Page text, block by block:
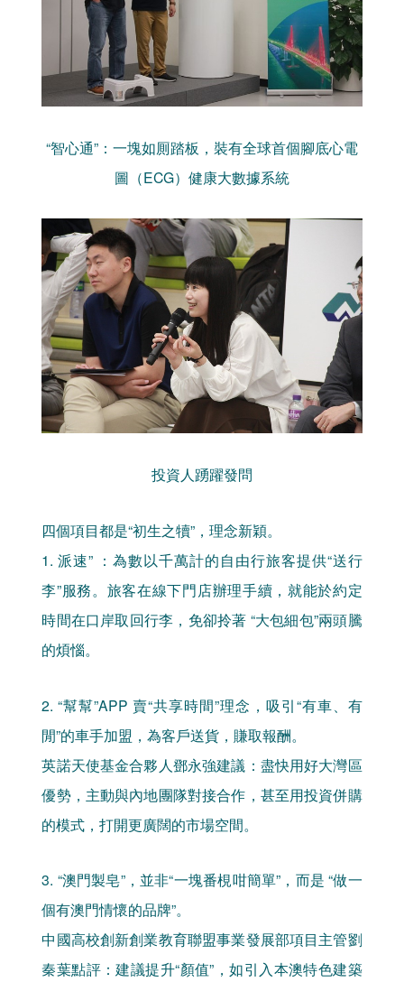
“智心通”：一塊如厠踏板，裝有全球首個腳底心電
圖（ECG）健康大數據系統
投資人踴躍發問
四個項目都是“初生之犢”，理念新穎。
1. 派速” ：為數以千萬計的自由行旅客提供“送行
李”服務。旅客在線下門店辦理手續，就能於約定
時間在口岸取回行李，免卻拎著 “大包細包”兩頭騰
的煩惱。
2. “幫幫”APP 賣“共享時間”理念，吸引“有車、有
閒”的車手加盟，為客戶送貨，賺取報酬。
英諾天使基金合夥人鄧永強建議：盡快用好大灣區
優勢，主動與內地團隊對接合作，甚至用投資併購
的模式，打開更廣闊的市場空間。
3. “澳門製皂”，並非“一塊番梘咁簡單”，而是 “做一
個有澳門情懷的品牌”。
中國高校創新創業教育聯盟事業發展部項目主管劉
秦葉點評：建議提升“顏值”，如引入本澳特色建築